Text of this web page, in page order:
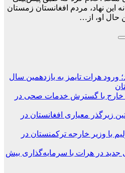
این نهاد، مردم افغانستان زمستان
حال او، از…
۱۱ ساله شد؛ ورود هرات تایمز به یازدهمین سال
خارج با گسترش خدمات صحی در
زیرگذر معیاری افغانستان در
با وزیر خارجه ترکمنستان در
جدید در هرات با سرمایه‌گذاری بیش